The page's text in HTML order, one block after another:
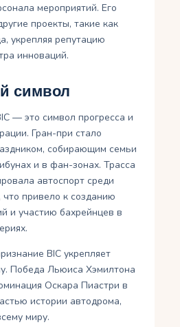
мероприятий. Его
проекты, такие как
укрепляя репутацию
инноваций.
символ
— это символ прогресса и
Гран-при стало
собирающим семьи
и в фан-зонах. Трасса
автоспорт среди
привело к созданию
и участию бахрейнцев в
BIC укрепляет
Победа Льюиса Хэмилтона
Оскара Пиастри в
истории автодрома,
миру.